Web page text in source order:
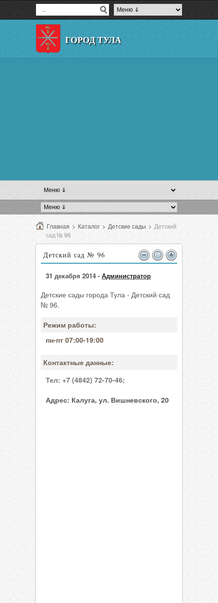
ГОРОД ТУЛА
Главная > Каталог > Детские сады > Детский
сад № 96
Детский сад № 96
31 декабря 2014 - Администратор
Детские сады города Тула - Детский сад
№ 96.
Режим работы:
пн-пт 07:00-19:00
Контактные данные:
Тел: +7 (4842) 72-70-46;
Адрес: Калуга, ул. Вишневского, 20